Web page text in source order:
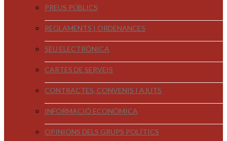
PREUS PÚBLICS
REGLAMENTS I ORDENANCES
SEU ELECTRÒNICA
CARTES DE SERVEIS
CONTRACTES, CONVENIS I AJUTS
INFORMACIÓ ECONÒMICA
OPINIONS DELS GRUPS POLÍTICS